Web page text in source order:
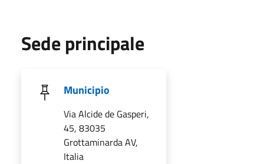
Sede principale
Municipio
Via Alcide de Gasperi,
45, 83035
Grottaminarda AV,
Italia